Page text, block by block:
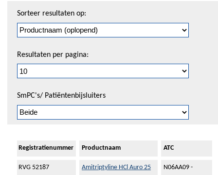
pagineren
Sorteer resultaten op:
Resultaten per pagina:
SmPC's/ Patiëntenbijsluiters
Registratienummer Productnaam ATC
RVG 52187
Amitriptyline HCl Auro 25
N06AA09 -